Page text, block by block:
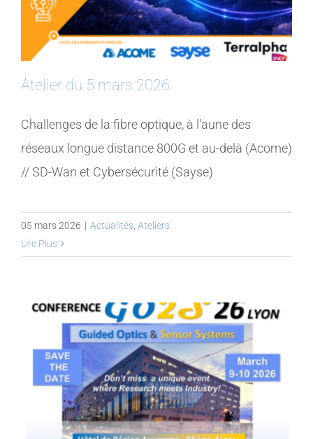
Atelier du 5 mars 2026
Challenges de la fibre optique, à l'aune des
réseaux longue distance 800G et au-delà (Acome)
// SD-Wan et Cybersécurité (Sayse)
05 mars 2026 | Actualités, Ateliers
Lire Plus